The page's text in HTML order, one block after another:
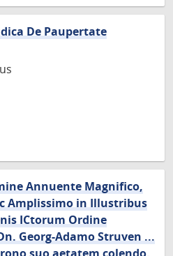
De Paupertate
Annuente Magnifico,
Amplissimo in Illustribus
ICtorum Ordine
Georg-Adamo Struven ...